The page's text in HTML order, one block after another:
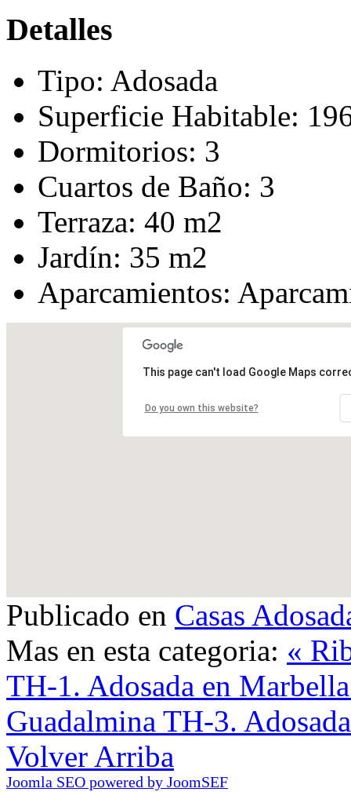
Detalles
Tipo: Adosada
Superficie Habitable:
Dormitorios: 3
Cuartos de Baño: 3
Terraza: 40 m2
Jardín: 35 m2
Aparcamientos:
This page can't load Google Maps
Do you own this website?
Publicado en Casas
Mas en esta categoria: «
TH-1. Adosada en
Guadalmina TH-3.
Volver Arriba
Joomla SEO powered by JoomSEF